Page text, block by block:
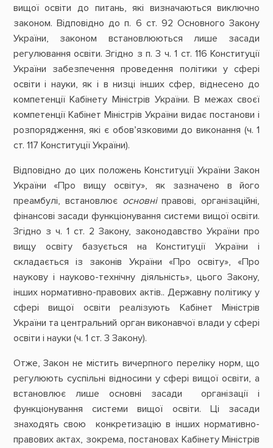
вищої освіти до питань, які визначаються виключно
законом. Відповідно до п. 6 ст. 92 Основного Закону
України, законом встановлюються лише засади
регулювання освіти. Згідно з п. 3 ч. 1 ст. 116 Конституції
України забезпечення проведення політики у сфері
освіти і науки, як і в низці інших сфер, віднесено до
компетенції Кабінету Міністрів України. В межах своєї
компетенції Кабінет Міністрів України видає постанови і
розпорядження, які є обов’язковими до виконання (ч. 1
ст. 117 Конституції України).
Відповідно до цих положень Конституції України Закон
України «Про вищу освіту», як зазначено в його
преамбулі, встановлює основніправові, організаційні,
фінансові засади функціонування системи вищої освіти.
Згідно з ч. 1 ст. 2 Закону, законодавство України про
вищу освіту базується на Конституції України і
складається із законів України «Про освіту», «Про
наукову і науково-технічну діяльність», цього Закону,
інших нормативно-правових актів.. Державну політику у
сфері вищої освіти реалізують Кабінет Міністрів
України та центральний орган виконавчої влади у сфері
освіти і науки (ч. 1 ст. 3 Закону).
Отже, Закон не містить вичерпного переліку норм, що
регулюють суспільні відносини у сфері вищої освіти, а
встановлює лише основні засади організації і
функціонування системи вищої освіти. Ці засади
знаходять свою конкретизацію в інших нормативно-
правових актах, зокрема, постановах Кабінету Міністрів